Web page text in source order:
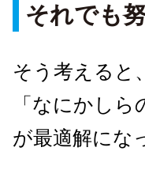
それでも
そう考えると
「なにかし
が最適解にな